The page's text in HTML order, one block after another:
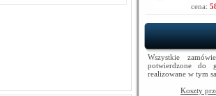
cena:
Wszystkie
potwierdzone do
realizowane w tym
Koszty